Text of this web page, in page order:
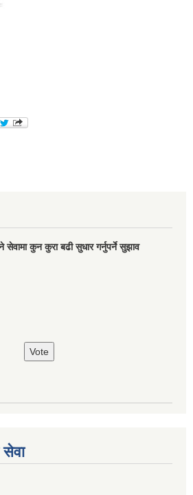
सेवामा कुन कुरा बढी सुधार गर्नुपर्ने सुझाव